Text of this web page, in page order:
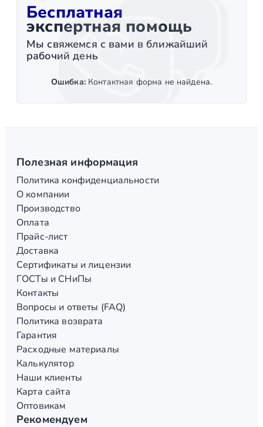
Бесплатная
экспертная помощь
Мы свяжемся с вами в ближайший
рабочий день
Ошибка:Контактная форма не найдена.
Полезная информация
Политика конфиденциальности
О компании
Производство
Оплата
Прайс-лист
Доставка
Сертификаты и лицензии
ГОСТы и СНиПы
Контакты
Вопросы и ответы (FAQ)
Политика возврата
Гарантия
Расходные материалы
Калькулятор
Наши клиенты
Карта сайта
Оптовикам
Рекомендуем